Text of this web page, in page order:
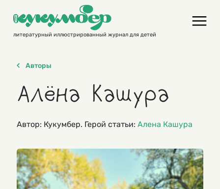
contentлитературный иллюстрированный журнал для детей
Авторы
Алёна Кашура
Автор: Кукумбер. Герой статьи: Алена Кашура